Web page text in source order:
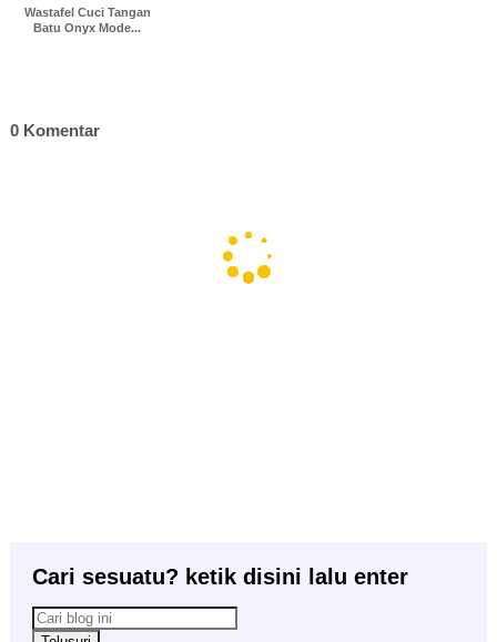
Wastafel Cuci Tangan
Batu Onyx Mode...
0 Komentar
Cari sesuatu? ketik disini lalu enter